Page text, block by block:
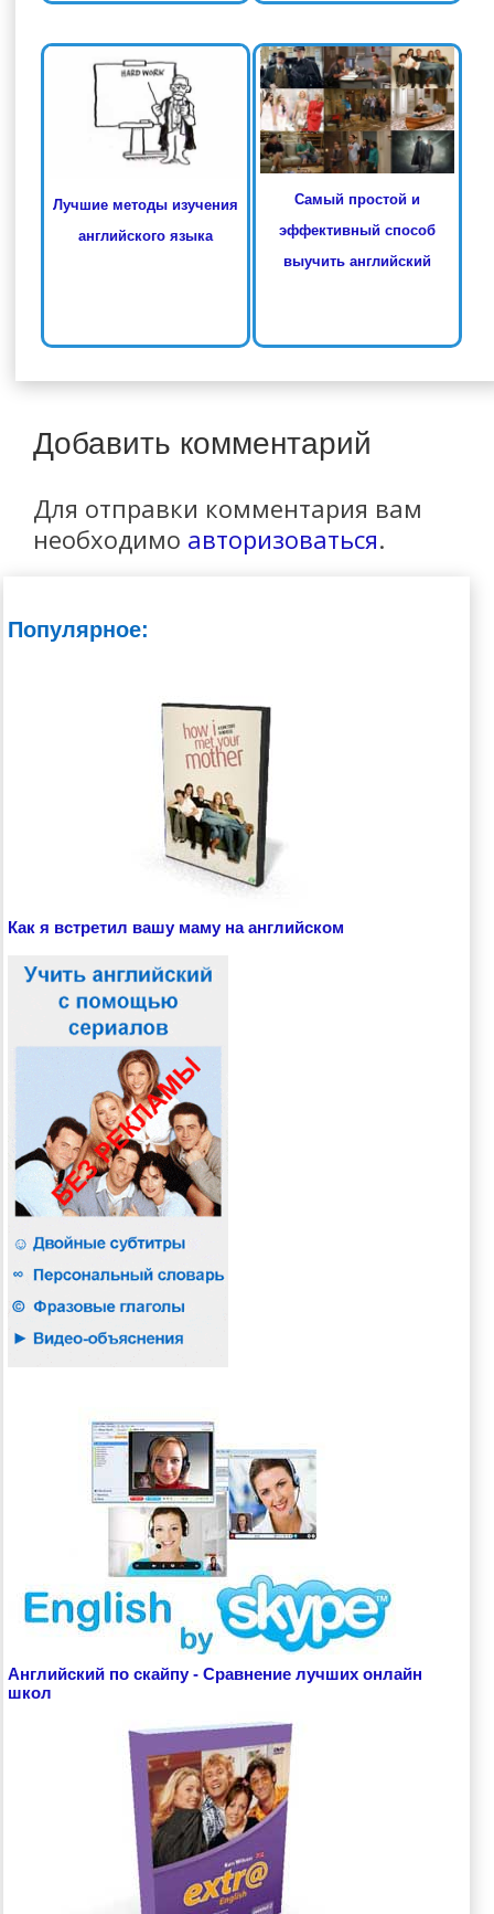
Лучшие методы изучения
английского языка
Самый простой и
эффективный способ
выучить английский
Добавить комментарий
Для отправки комментария вам
необходимо авторизоваться.
Популярное:
Как я встретил вашу маму на английском
Английский по скайпу - Сравнение лучших онлайн
школ